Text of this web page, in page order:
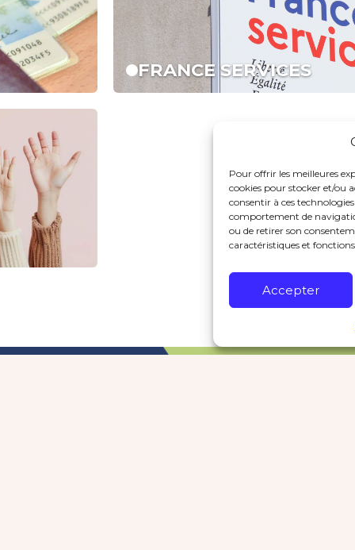
Pour offrir les meilleures
cookies pour stocker et/ou
consentir à ces
comportement de
ou de retirer son
caractéristiques et
Accepter
FRANCE SERVICES